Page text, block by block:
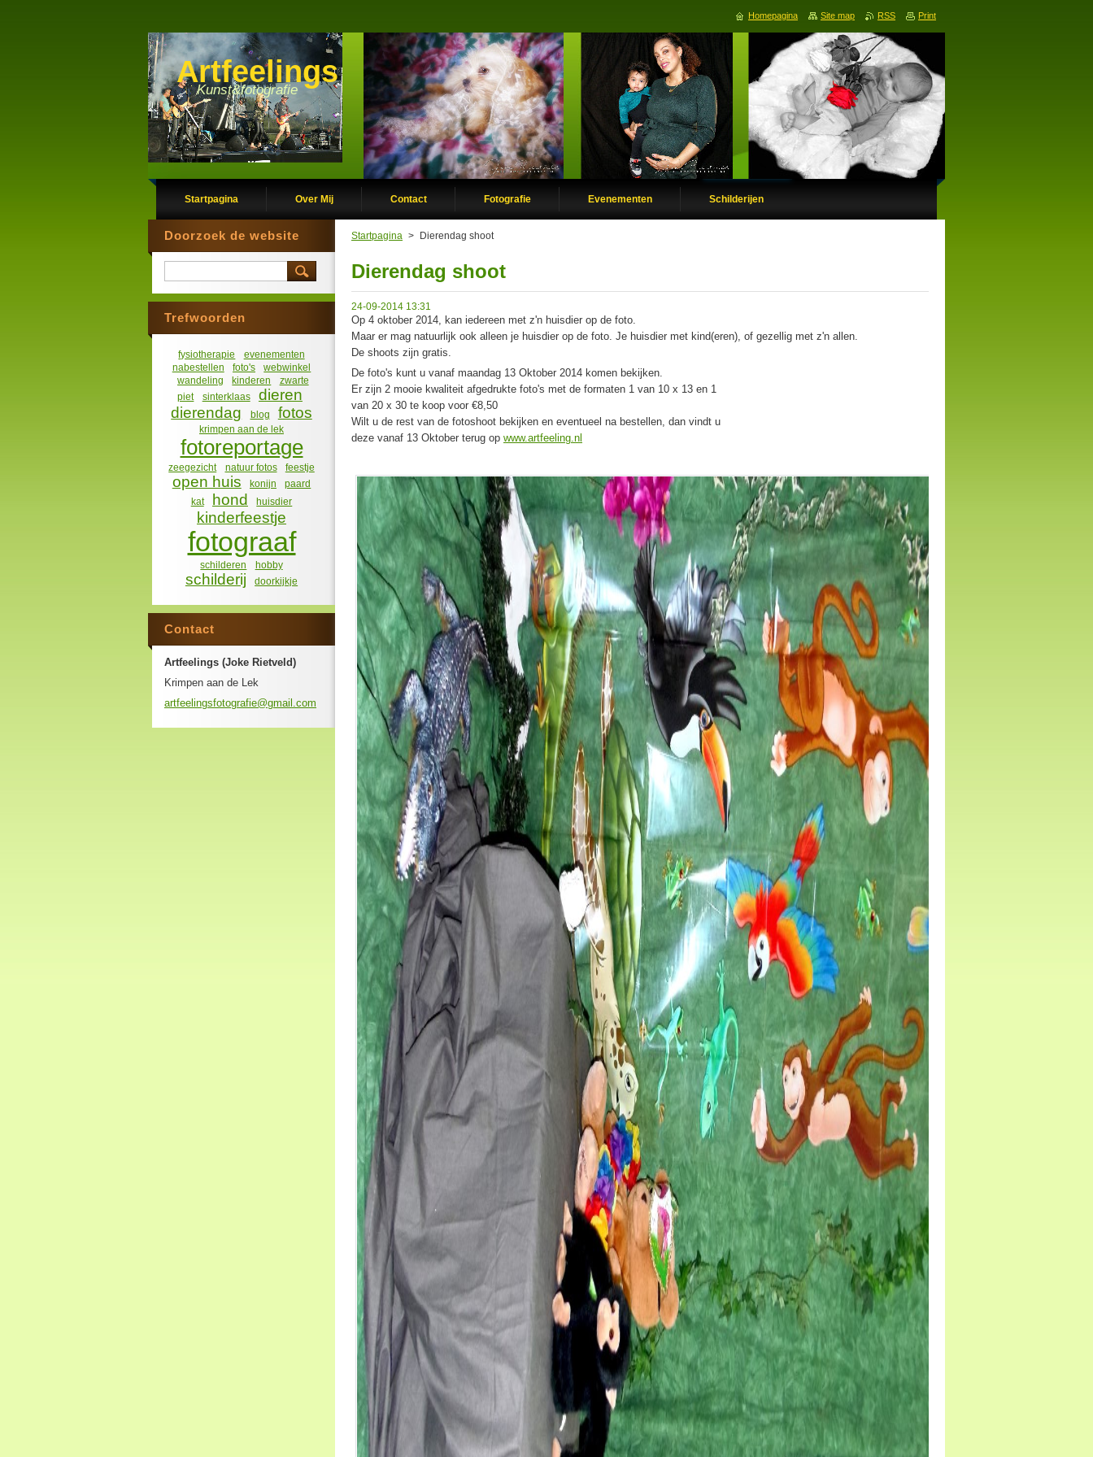
Artfeelings
Kunst&fotografie
Startpagina Over Mij Contact Fotografie Evenementen Schilderijen
Startpagina > Dierendag shoot
Dierendag shoot
24-09-2014 13:31
Op 4 oktober 2014, kan iedereen met z'n huisdier op de foto.
Maar er mag natuurlijk ook alleen je huisdier op de foto. Je huisdier met kind(eren), of gezellig met z'n allen.
De shoots zijn gratis.
De foto's kunt u vanaf maandag 13 Oktober 2014 komen bekijken.
Er zijn 2 mooie kwaliteit afgedrukte foto's met de formaten 1 van 10 x 13 en 1
van 20 x 30 te koop voor €8,50
Wilt u de rest van de fotoshoot bekijken en eventueel na bestellen, dan vindt u
deze vanaf 13 Oktober terug op www.artfeeling.nl
Doorzoek de website
Trefwoorden
fysiotherapie
evenementen
nabestellen
foto's
webwinkel
wandeling
kinderen
zwarte
piet
sinterklaas
dieren
dierendag
blog fotos
krimpen aan de lek
fotoreportage
zeegezicht natuur fotos feestje
open huis konijn
paard
kat
hond huisdier
kinderfeestje
fotograaf
schilderen hobby
schilderij doorkijkje
Contact
Artfeelings (Joke Rietveld)
Krimpen aan de Lek
artfeelingsfotografie@gmail.com
Homepagina Site map RSS Print